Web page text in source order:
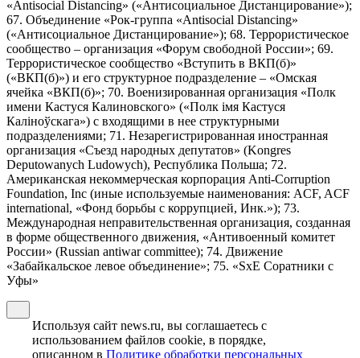
«Antisocial Distancing» («Антисоциальное Дистанцирование»);
67. Объединение «Рок-группа «Antisocial Distancing»
(«Антисоциальное Дистанцирование»); 68. Террористическое
сообщество – организация «Форум свободной России»; 69.
Террористическое сообщество «Вступить в ВКП(б)»
(«ВКП(б)») и его структурное подразделение – «Омская
ячейка «ВКП(б)»; 70. Военизированная организация «Полк
имени Кастуся Калиновского» («Полк iмя Кастуся
Калiноўскага») с входящими в нее структурными
подразделениями; 71. Незарегистрированная иностранная
организация «Съезд народных депутатов» (Kongres
Deputowanych Ludowych), Республика Польша; 72.
Американская некоммерческая корпорация Anti-Corruption
Foundation, Inc (иные используемые наименования: ACF, ACF
international, «Фонд борьбы с коррупцией, Инк.»); 73.
Международная неправительственная организация, созданная
в форме общественного движения, «Антивоенный комитет
России» (Russian antiwar committee); 74. Движение
«Забайкальское левое объединение»; 75. «SxE Соратники с
Уфы»
Используя сайт news.ru, вы соглашаетесь с
использованием файлов cookie, в порядке,
описанном в Политике обработки персональных